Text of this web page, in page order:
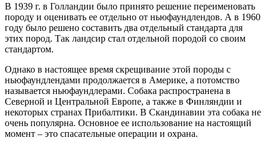
В 1939 г. в Голландии было принято решение переименовать
породу и оценивать ее отдельно от ньюфаундлендов. А в 1960
году было решено составить два отдельный стандарта для
этих пород. Так ландсир стал отдельной породой со своим
стандартом.
Однако в настоящее время скрещивание этой породы с
ньюфаундлендами продолжается в Америке, а потомство
называется ньюфаундлерами. Собака распространена в
Северной и Центральной Европе, а также в Финляндии и
некоторых странах Прибалтики. В Скандинавии эта собака не
очень популярна. Основное ее использование на настоящий
момент – это спасательные операции и охрана.